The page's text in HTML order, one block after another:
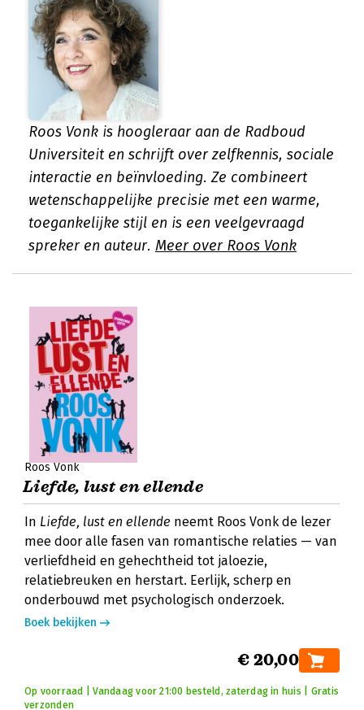
Roos Vonk is hoogleraar aan de Radboud
Universiteit en schrijft over zelfkennis, sociale
interactie en beïnvloeding. Ze combineert
wetenschappelijke precisie met een warme,
toegankelijke stijl en is een veelgevraagd
spreker en auteur. Meer over Roos Vonk
Roos Vonk
Liefde, lust en ellende
In Liefde, lust en ellende neemt Roos Vonk de lezer
mee door alle fasen van romantische relaties — van
verliefdheid en gehechtheid tot jaloezie,
relatiebreuken en herstart. Eerlijk, scherp en
onderbouwd met psychologisch onderzoek.
Boek bekijken
€ 20,00
Op voorraad | Vandaag voor 21:00 besteld, zaterdag in huis | Gratis
verzonden